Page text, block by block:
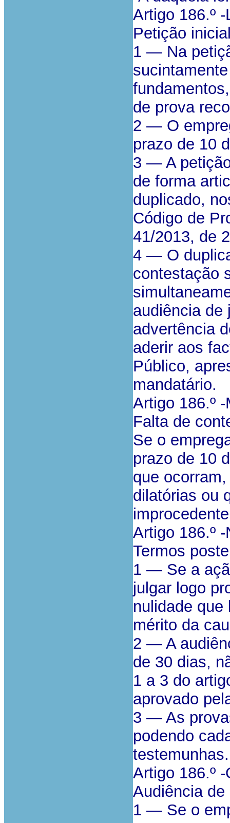
Artigo 186.º -
Petição
1 — Na
de prova
2 — O
prazo de 10
3 — A
de forma
duplicado,
Código de
41/2013, de
4 — O
contestação
audiência de
advertência
aderir aos
Público,
mandatário.
Artigo 186.º -
Falta de
Se o
prazo de 10
que
dilatórias ou
Artigo 186.º -
Termos
1 — Se a
julgar logo
nulidade que
mérito da
2 — A
de 30 dias,
1 a 3 do
aprovado
3 — As
podendo
testemunhas.
Artigo 186.º -
Audiência
1 — Se o